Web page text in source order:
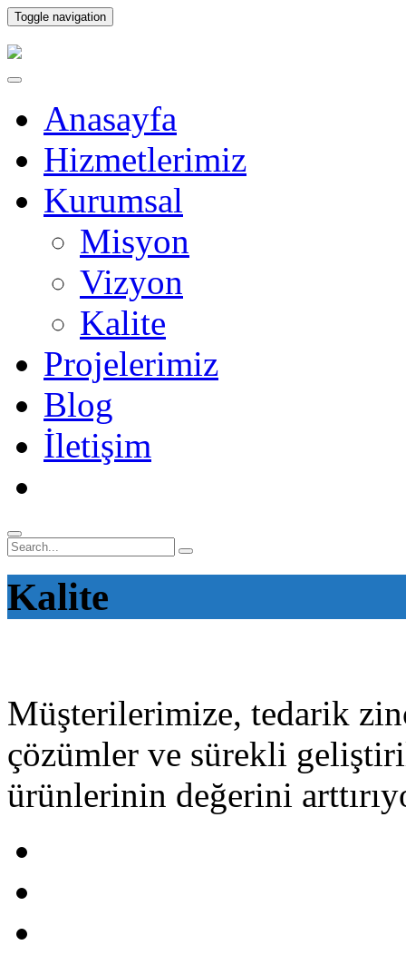
Toggle navigation
Anasayfa
Hizmetlerimiz
Kurumsal
Misyon
Vizyon
Kalite
Projelerimiz
Blog
İletişim
Kalite
Müşterilerimize, tedarik
çözümler ve sürekli
ürünlerinin değerini